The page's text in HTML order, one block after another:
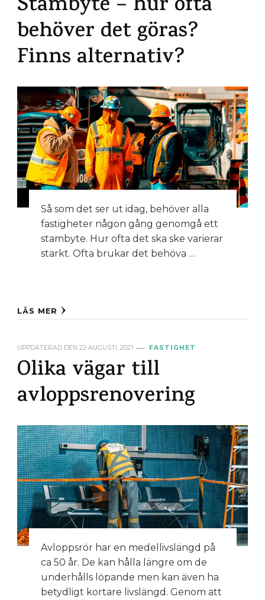
behöver det göras?
Finns alternativ?
Så som det ser ut idag, behöver alla
fastigheter någon gång genomgå ett
stambyte. Hur ofta det ska ske varierar
starkt. Ofta brukar det behöva …
LÄS MER
UPPDATERAD DEN 22 AUGUSTI, 2021 FASTIGHET
Olika vägar till
avloppsrenovering
Avloppsrör har en medellivslängd på
ca 50 år. De kan hålla längre om de
underhålls löpande men kan även ha
betydligt kortare livslängd. Genom att